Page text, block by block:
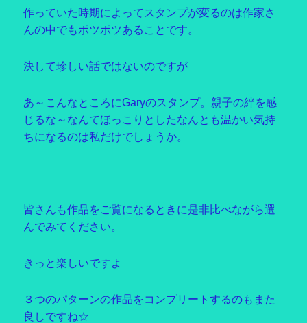
作っていた時期によってスタンプが変るのは作家さ
んの中でもポツポツあることです。
決して珍しい話ではないのですが
あ～こんなところにGaryのスタンプ。親子の絆を感
じるな～なんてほっこりとしたなんとも温かい気持
ちになるのは私だけでしょうか。
皆さんも作品をご覧になるときに是非比べながら選
んでみてください。
きっと楽しいですよ
３つのパターンの作品をコンプリートするのもまた
良しですね☆